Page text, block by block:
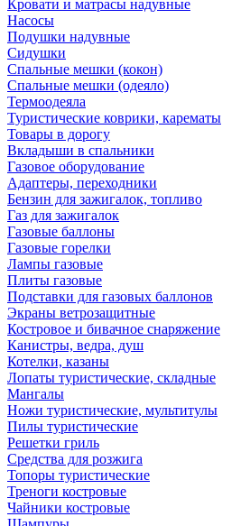
Кровати и матрасы надувные
Насосы
Подушки надувные
Сидушки
Спальные мешки (кокон)
Спальные мешки (одеяло)
Термоодеяла
Туристические коврики, карематы
Товары в дорогу
Вкладыши в спальники
Газовое оборудование
Адаптеры, переходники
Бензин для зажигалок, топливо
Газ для зажигалок
Газовые баллоны
Газовые горелки
Лампы газовые
Плиты газовые
Подставки для газовых баллонов
Экраны ветрозащитные
Костровое и бивачное снаряжение
Канистры, ведра, душ
Котелки, казаны
Лопаты туристические, складные
Мангалы
Ножи туристические, мультитулы
Пилы туристические
Решетки гриль
Средства для розжига
Топоры туристические
Треноги костровые
Чайники костровые